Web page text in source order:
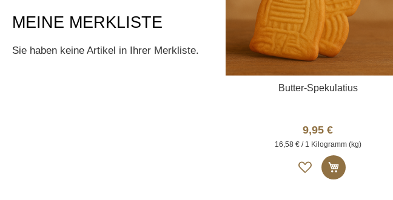
Butter-Spekulatius
9,95 €
16,58 € / 1 Kilogramm (kg)
Auf
die
In den
MEINE MERKLISTE
Sie haben keine Artikel in Ihrer Merkliste.